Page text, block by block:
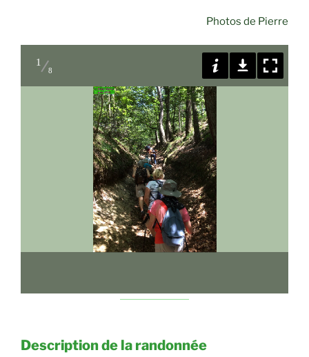
Photos de Pierre
1
8
Description de la randonnée